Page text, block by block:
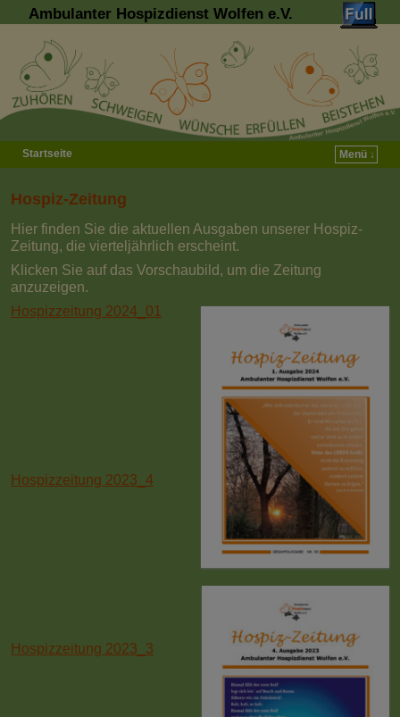
Ambulanter Hospizdienst Wolfen e.V.
Startseite
Menü ↓
Hospiz-Zeitung
Hier finden Sie die aktuellen Ausgaben unserer Hospiz-
Zeitung, die vierteljährlich erscheint.
Klicken Sie auf das Vorschaubild, um die Zeitung
anzuzeigen.
Hospizzeitung 2024_01
Hospizzeitung 2023_4
Hospizzeitung 2023_3